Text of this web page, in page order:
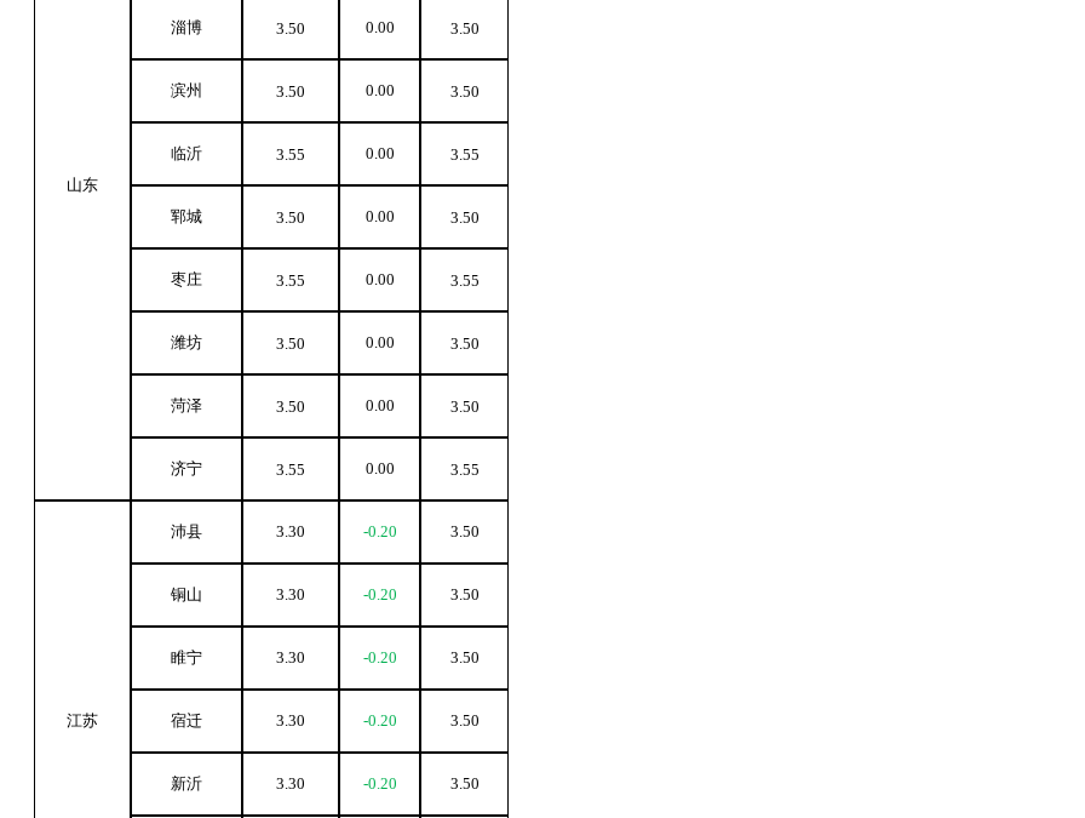
山东
淄博 3.50 0.00 3.50
滨州 3.50 0.00 3.50
临沂 3.55 0.00 3.55
郓城 3.50 0.00 3.50
枣庄 3.55 0.00 3.55
潍坊 3.50 0.00 3.50
菏泽 3.50 0.00 3.50
济宁 3.55 0.00 3.55
江苏
沛县 3.30 -0.20 3.50
铜山 3.30 -0.20 3.50
睢宁 3.30 -0.20 3.50
宿迁 3.30 -0.20 3.50
新沂 3.30 -0.20 3.50